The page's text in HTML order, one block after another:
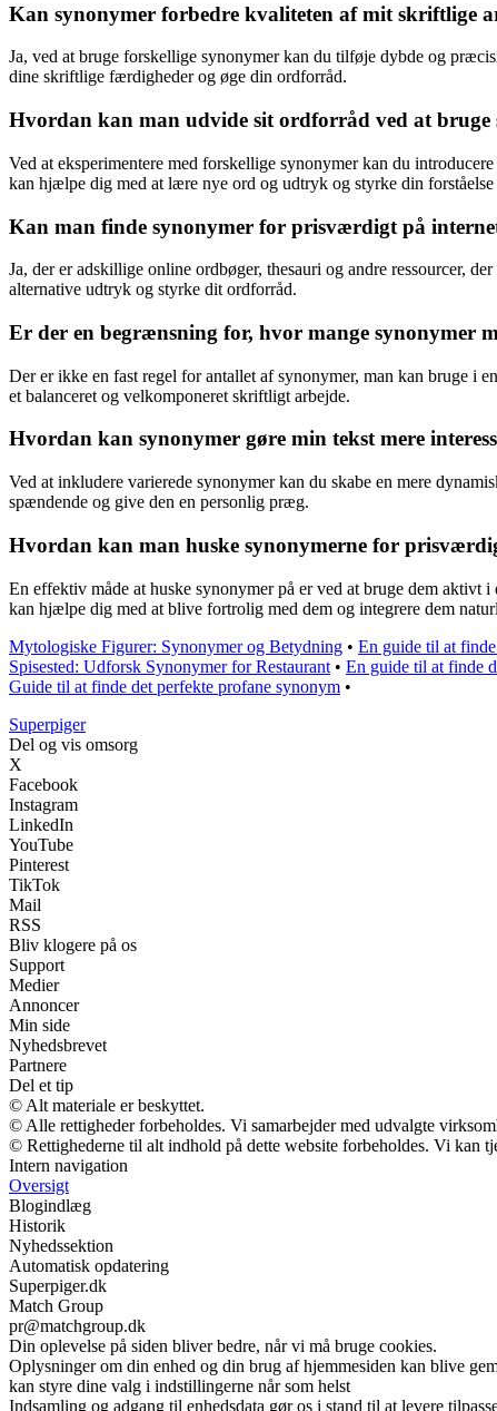
Kan synonymer forbedre kvaliteten af mit skriftlige
Ja, ved at bruge forskellige synonymer kan du tilføje dybde og
dine skriftlige færdigheder og øge din ordforråd.
Hvordan kan man udvide sit ordforråd ved at bruge
Ved at eksperimentere med forskellige synonymer kan du
kan hjælpe dig med at lære nye ord og udtryk og styrke din forståelse
Kan man finde synonymer for prisværdigt på
Ja, der er adskillige online ordbøger, thesauri og andre ressourcer,
alternative udtryk og styrke dit ordforråd.
Er der en begrænsning for, hvor mange synonymer
Der er ikke en fast regel for antallet af synonymer, man kan bruge i
et balanceret og velkomponeret skriftligt arbejde.
Hvordan kan synonymer gøre min tekst mere
Ved at inkludere varierede synonymer kan du skabe en mere
spændende og give den en personlig præg.
Hvordan kan man huske synonymerne for
En effektiv måde at huske synonymer på er ved at bruge dem aktivt
kan hjælpe dig med at blive fortrolig med dem og integrere dem
Mytologiske Figurer: Synonymer og Betydning • En guide til at
Spisested: Udforsk Synonymer for Restaurant • En guide til at finde
Guide til at finde det perfekte profane synonym •
Superpiger
Del og vis omsorg
X
Facebook
Instagram
LinkedIn
YouTube
Pinterest
TikTok
Mail
RSS
Bliv klogere på os
Support
Medier
Annoncer
Min side
Nyhedsbrevet
Partnere
Del et tip
© Alt materiale er beskyttet.
© Alle rettigheder forbeholdes. Vi samarbejder med udvalgte
© Rettighederne til alt indhold på dette website forbeholdes. Vi kan
Intern navigation
Oversigt
Blogindlæg
Historik
Nyhedssektion
Automatisk opdatering
Superpiger.dk
Match Group
pr@matchgroup.dk
Din oplevelse på siden bliver bedre, når vi må bruge cookies.
Oplysninger om din enhed og din brug af hjemmesiden kan blive
kan styre dine valg i indstillingerne når som helst
Indsamling og adgang til enhedsdata gør os i stand til at levere